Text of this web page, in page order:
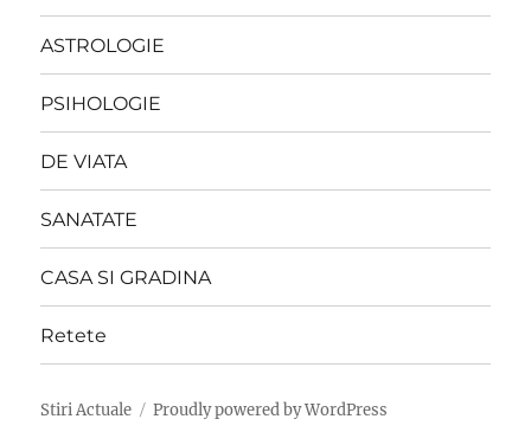
ASTROLOGIE
PSIHOLOGIE
DE VIATA
SANATATE
CASA SI GRADINA
Retete
Stiri Actuale Proudly powered by WordPress